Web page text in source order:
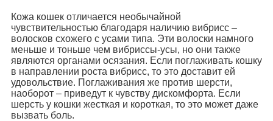
Кожа кошек отличается необычайной
чувствительностью благодаря наличию вибрисс –
волосков схожего с усами типа. Эти волоски намного
меньше и тоньше чем вибриссы-усы, но они также
являются органами осязания. Если поглаживать кошку
в направлении роста вибрисс, то это доставит ей
удовольствие. Поглаживания же против шерсти,
наоборот – приведут к чувству дискомфорта. Если
шерсть у кошки жесткая и короткая, то это может даже
вызвать боль.